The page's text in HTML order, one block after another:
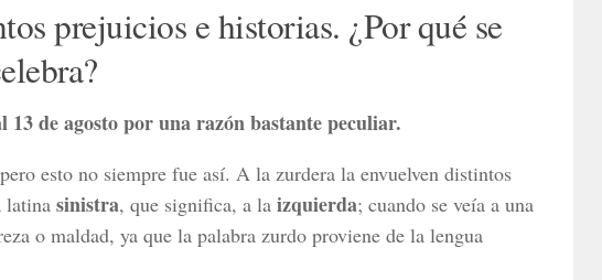
prejuicios e historias. ¿Por qué se
13 de agosto por una razón bastante peculiar.
esto no siempre fue así. A la zurdera la envuelven distintos
latina sinistra, que significa, a la izquierda; cuando se veía a una
o maldad, ya que la palabra zurdo proviene de la lengua